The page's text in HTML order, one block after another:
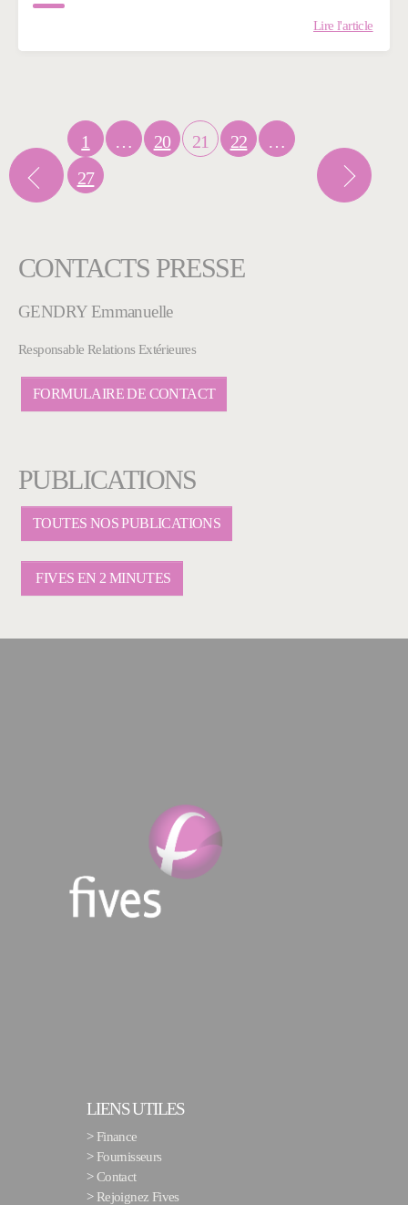
Lire l'article
1 … 20 21 22
…
27
CONTACTS PRESSE
GENDRY Emmanuelle
Responsable Relations Extérieures
FORMULAIRE DE CONTACT
PUBLICATIONS
TOUTES NOS PUBLICATIONS
FIVES EN 2 MINUTES
LIENS UTILES
> Finance
> Fournisseurs
>Contact
> Rejoignez Fives